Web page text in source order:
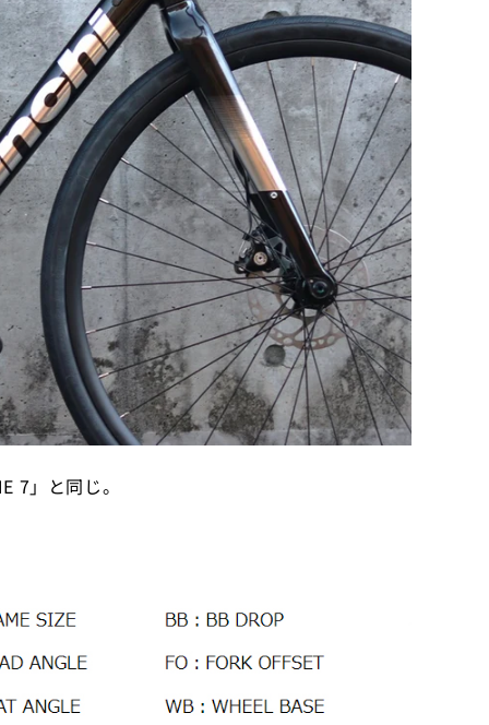
7」と同じ。